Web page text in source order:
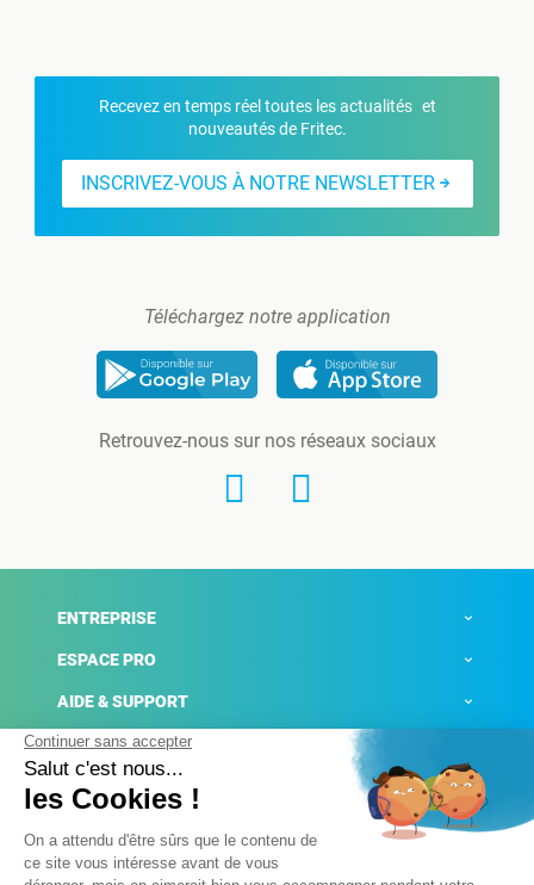
Recevez en temps réel toutes les actualités et
nouveautés de Fritec.
INSCRIVEZ-VOUS À NOTRE NEWSLETTER
Téléchargez notre application
Retrouvez-nous sur nos réseaux sociaux
ENTREPRISE
ESPACE PRO
AIDE & SUPPORT
ACTUALITÉS
Mentions légales